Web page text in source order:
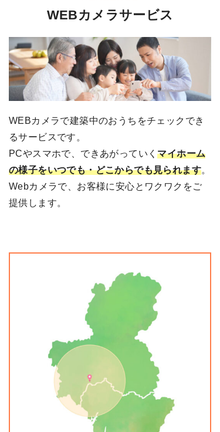
WEBカメラサービス
WEBカメラで建築中のおうちをチェックでき
るサービスです。
PCやスマホで、できあがっていくマイホーム
の様子をいつでも・どこからでも見られます。
Webカメラで、お客様に安心とワクワクをご
提供します。